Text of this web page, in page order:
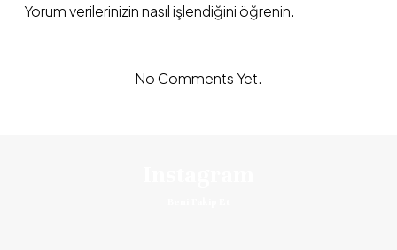
Yorum verilerinizin nasıl işlendiğini öğrenin.
No Comments Yet.